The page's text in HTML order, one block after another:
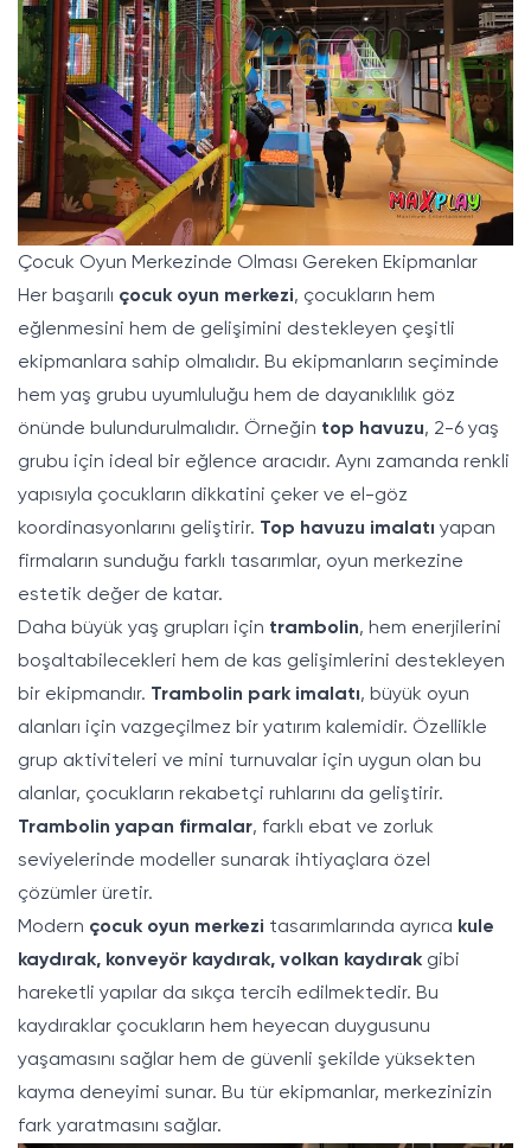
Çocuk Oyun Merkezinde Olması Gereken Ekipmanlar
Her başarılı çocuk oyun merkezi, çocukların hem
eğlenmesini hem de gelişimini destekleyen çeşitli
ekipmanlara sahip olmalıdır. Bu ekipmanların seçiminde
hem yaş grubu uyumluluğu hem de dayanıklılık göz
önünde bulundurulmalıdır. Örneğin top havuzu, 2-6 yaş
grubu için ideal bir eğlence aracıdır. Aynı zamanda renkli
yapısıyla çocukların dikkatini çeker ve el-göz
koordinasyonlarını geliştirir. Top havuzu imalatı yapan
firmaların sunduğu farklı tasarımlar, oyun merkezine
estetik değer de katar.
Daha büyük yaş grupları için trambolin, hem enerjilerini
boşaltabilecekleri hem de kas gelişimlerini destekleyen
bir ekipmandır. Trambolin park imalatı, büyük oyun
alanları için vazgeçilmez bir yatırım kalemidir. Özellikle
grup aktiviteleri ve mini turnuvalar için uygun olan bu
alanlar, çocukların rekabetçi ruhlarını da geliştirir.
Trambolin yapan firmalar, farklı ebat ve zorluk
seviyelerinde modeller sunarak ihtiyaçlara özel
çözümler üretir.
Modern çocuk oyun merkezi tasarımlarında ayrıca kule
kaydırak, konveyör kaydırak, volkan kaydırak gibi
hareketli yapılar da sıkça tercih edilmektedir. Bu
kaydıraklar çocukların hem heyecan duygusunu
yaşamasını sağlar hem de güvenli şekilde yüksekten
kayma deneyimi sunar. Bu tür ekipmanlar, merkezinizin
fark yaratmasını sağlar.